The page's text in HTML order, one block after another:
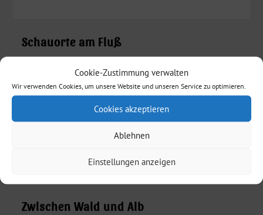
Cookie-Zustimmung verwalten
Wir verwenden Cookies, um unsere Website und unseren Service zu optimieren.
Cookies akzeptieren
Ablehnen
Einstellungen anzeigen
Schauorte am Fluß
Mögglingen
Böbingen an der Rems
Zwischen Wald und Alb